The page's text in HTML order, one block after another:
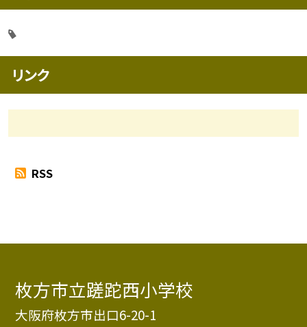
リンク
RSS
枚方市立蹉跎西小学校
大阪府枚方市出口6-20-1